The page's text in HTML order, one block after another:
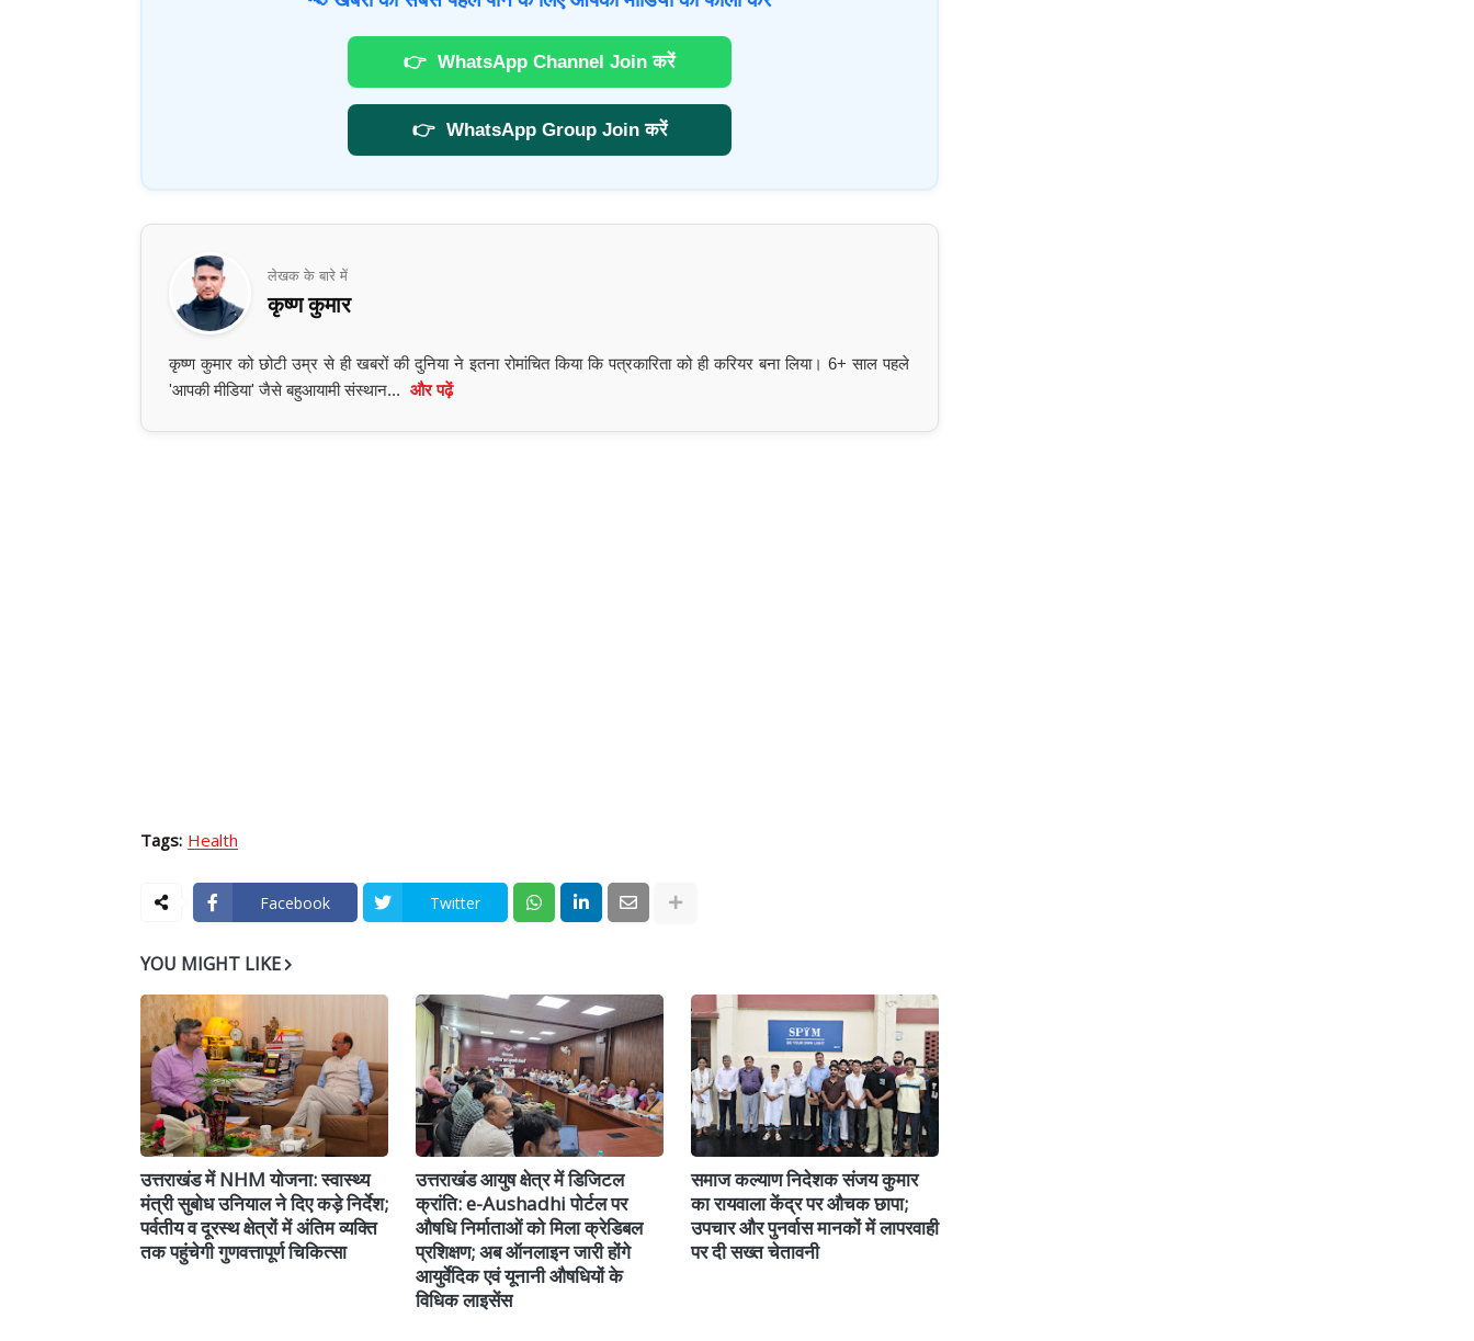
👉 WhatsApp Channel Join करें
👉 WhatsApp Group Join करें
लेखक के बारे में
कृष्ण कुमार
कृष्ण कुमार को छोटी उम्र से ही खबरों की दुनिया ने इतना रोमांचित किया कि पत्रकारिता को ही करियर बना लिया। 6+ साल पहले
'आपकी मीडिया' जैसे बहुआयामी संस्थान... और पढ़ें
Tags: Health
Facebook Twitter
YOU MIGHT LIKE
उत्तराखंड में NHM योजना: स्वास्थ्य
मंत्री सुबोध उनियाल ने दिए कड़े निर्देश;
पर्वतीय व दूरस्थ क्षेत्रों में अंतिम व्यक्ति
तक पहुंचेगी गुणवत्तापूर्ण चिकित्सा
उत्तराखंड आयुष क्षेत्र में डिजिटल
क्रांति: e-Aushadhi पोर्टल पर
औषधि निर्माताओं को मिला क्रेडिबल
प्रशिक्षण; अब ऑनलाइन जारी होंगे
आयुर्वेदिक एवं यूनानी औषधियों के
विधिक लाइसेंस
समाज कल्याण निदेशक संजय कुमार
का रायवाला केंद्र पर औचक छापा;
उपचार और पुनर्वास मानकों में लापरवाही
पर दी सख्त चेतावनी